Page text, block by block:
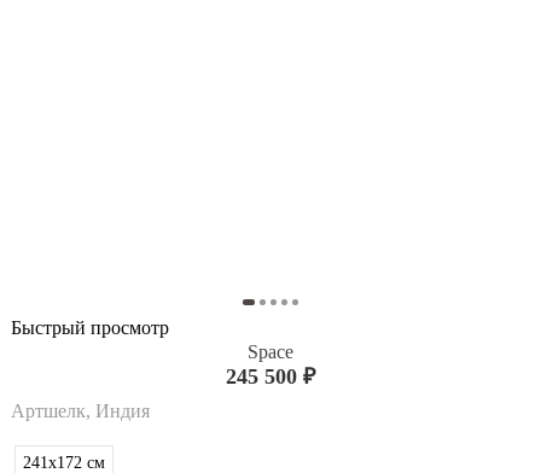
Быстрый просмотр
Space
245 500 ₽
Артшелк, Индия
241x172 см